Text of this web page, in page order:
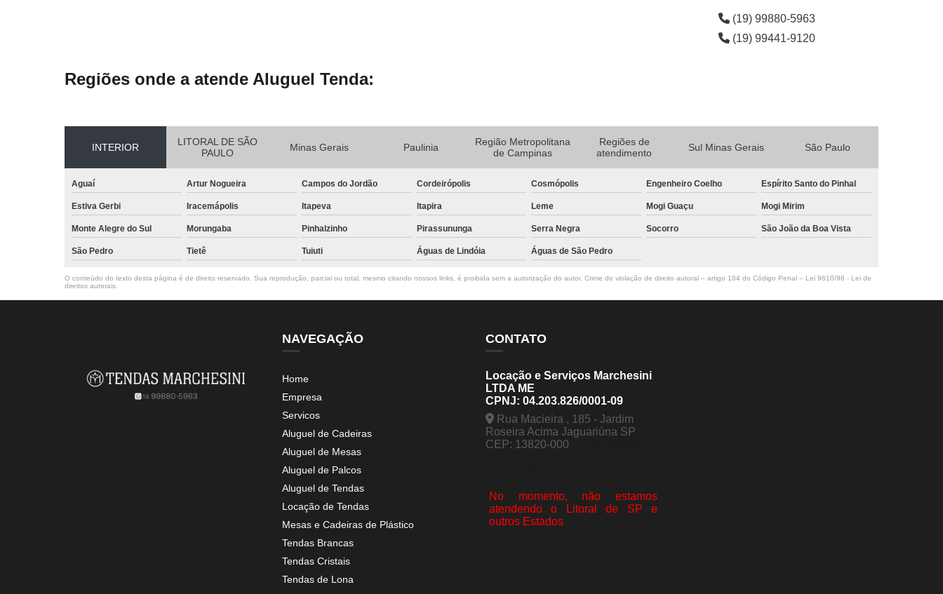
(19) 99880-5963
(19) 99441-9120
Regiões onde a atende Aluguel Tenda:
INTERIOR
LITORAL DE SÃO
PAULO
Minas Gerais Paulinia
Região Metropolitana
de Campinas
Regiões de
atendimento
Sul Minas Gerais São Paulo
Aguaí Artur Nogueira Campos do Jordão Cordeirópolis Cosmópolis Engenheiro Coelho Espírito Santo do Pinhal
Estiva Gerbi Iracemápolis Itapeva Itapira Leme Mogi Guaçu Mogi Mirim
Monte Alegre do Sul Morungaba Pinhalzinho Pirassununga Serra Negra Socorro São João da Boa Vista
São Pedro Tietê Tuiuti Águas de Lindóia Águas de São Pedro
O conteúdo do texto desta página é de direito reservado. Sua reprodução, parcial ou total, mesmo citando nossos links, é proibida sem a autorização do autor. Crime de violação de direito autoral – artigo 184 do Código Penal – Lei 9610/98 - Lei de
direitos autorais
NAVEGAÇÃO
Home
Empresa
Servicos
Aluguel de Cadeiras
Aluguel de Mesas
Aluguel de Palcos
Aluguel de Tendas
Locação de Tendas
Mesas e Cadeiras de Plástico
Tendas Brancas
Tendas Cristais
Tendas de Lona
CONTATO
Locação e Serviços Marchesini
LTDA ME
CPNJ: 04.203.826/0001-09
Rua Macieira , 185 - Jardim
Roseira Acima Jaguariúna SP
CEP: 13820-000
No momento, não estamos
atendendo o Litoral de SP e
outros Estados